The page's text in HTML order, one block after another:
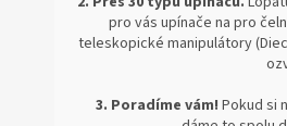
pro vás upínače na pro
teleskopické manipulátory
3. Poradíme vám! Pokud si